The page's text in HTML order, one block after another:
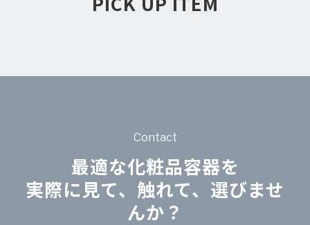
Contact
最適な化粧品容器を
実際に見て、触れて、選びませ
んか？